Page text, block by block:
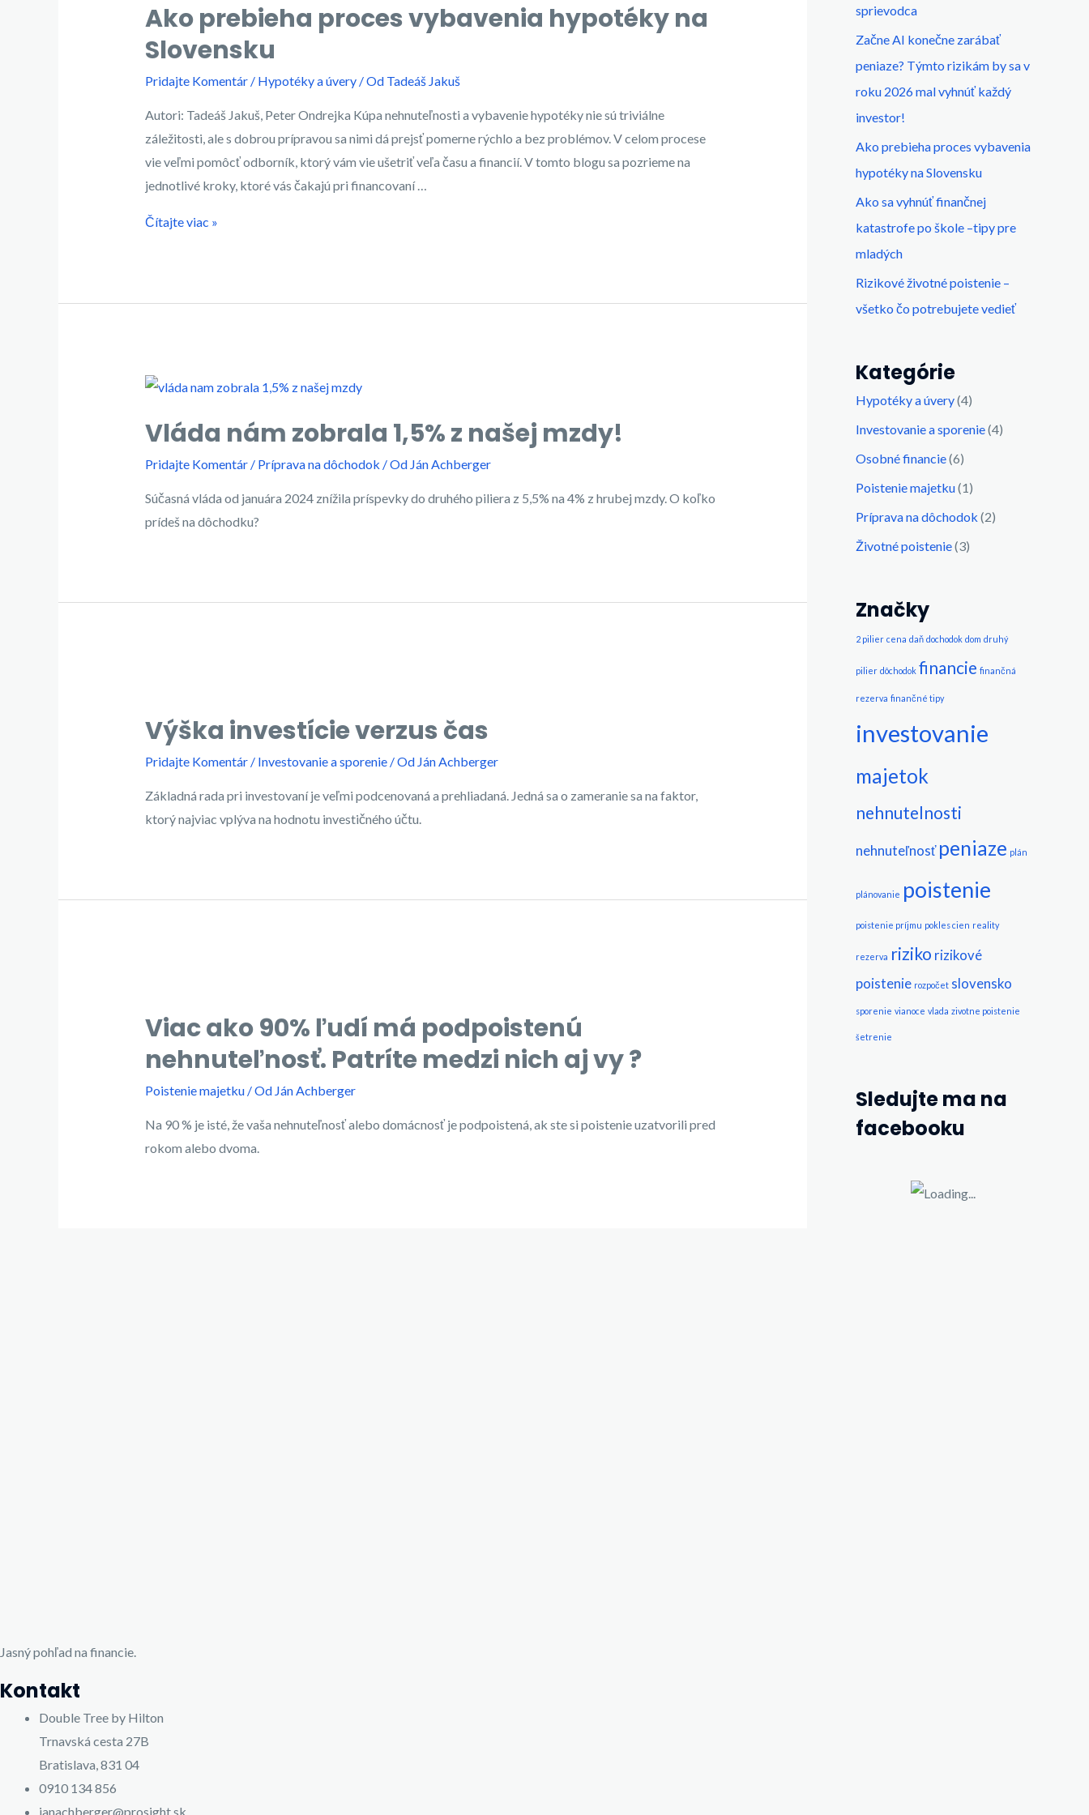
Ako prebieha proces vybavenia hypotéky na
Slovensku
Pridajte Komentár / Hypotéky a úvery/ Od Tadeáš Jakuš
Autori: Tadeáš Jakuš, Peter Ondrejka Kúpa nehnuteľnosti a vybavenie hypotéky nie sú triviálne
záležitosti, ale s dobrou prípravou sa nimi dá prejsť pomerne rýchlo a bez problémov. V celom procese
vie veľmi pomôcť odborník, ktorý vám vie ušetriť veľa času a financií. V tomto blogu sa pozrieme na
jednotlivé kroky, ktoré vás čakajú pri financovaní …
Ako
Čítajte viac »
Vláda nám zobrala 1,5% z našej mzdy!
Pridajte Komentár / Príprava na dôchodok / Od Ján Achberger
Súčasná vláda od januára 2024 znížila príspevky do druhého piliera z 5,5% na 4% z hrubej mzdy. O koľko
prídeš na dôchodku?
Výška investície verzus čas
Pridajte Komentár / Investovanie a sporenie/ Od Ján Achberger
Základná rada pri investovaní je veľmi podcenovaná a prehliadaná. Jedná sa o zameranie sa na faktor,
ktorý najviac vplýva na hodnotu investičného účtu.
Viac ako 90% ľudí má podpoistenú
nehnuteľnosť. Patríte medzi nich aj vy ?
Poistenie majetku/ Od Ján Achberger
Na 90 % je isté, že vaša nehnuteľnosť alebo domácnosť je podpoistená, ak ste si poistenie uzatvorili pred
rokom alebo dvoma.
sprievodca​
Začne AI konečne zarábať
peniaze? Týmto rizikám by sa v
roku 2026 mal vyhnúť každý
investor!
Ako prebieha proces vybavenia
hypotéky na Slovensku
Ako sa vyhnúť finančnej
katastrofe po škole –tipy pre
mladých
Rizikové životné poistenie –
všetko čo potrebujete vedieť
Kategórie
Hypotéky a úvery(4)
Investovanie a sporenie(4)
Osobné financie(6)
Poistenie majetku(1)
Príprava na dôchodok (2)
Životné poistenie(3)
Značky
2 pilier cena daň dochodok dom druhý
pilier dôchodok financie finančná
rezerva finančné tipy
investovanie
majetok
nehnutelnosti
nehnuteľnosť peniaze plán
plánovanie poistenie
poistenie príjmu pokles cien reality
rezerva riziko rizikové
poistenie rozpočet slovensko
sporenie vianoce vlada zivotne poistenie
šetrenie
Sledujte ma na
facebooku
Jasný pohľad na financie.
Kontakt
Double Tree by Hilton
Trnavská cesta 27B
Bratislava, 831 04
0910 134 856
janachberger@prosight.sk